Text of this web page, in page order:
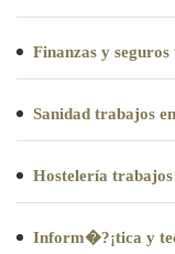
Finanzas y
Sanidad trabajos
Hostelería
Inform�?¡tica y